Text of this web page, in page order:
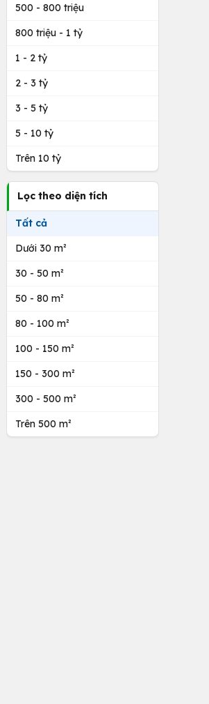
500 - 800 triệu
800 triệu - 1 tỷ
1 - 2 tỷ
2 - 3 tỷ
3 - 5 tỷ
5 - 10 tỷ
Trên 10 tỷ
Lọc theo diện tích
Tất cả
Dưới 30 m²
30 - 50 m²
50 - 80 m²
80 - 100 m²
100 - 150 m²
150 - 300 m²
300 - 500 m²
Trên 500 m²